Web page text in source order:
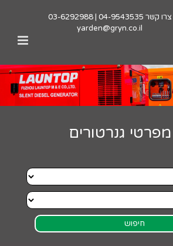
צרו קשר 04-9543535
|
03-6292988
yarden@gryn.co.il
גנרטורים